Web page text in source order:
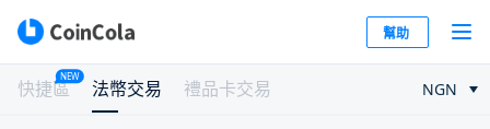
幫助
快捷區
NEW
法幣交易 禮品卡交易 NGN